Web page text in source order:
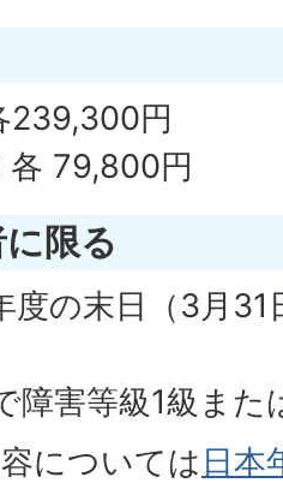
239,300円
各 79,800円
限る
度の末日（3月
障害等級1級また
については 日本